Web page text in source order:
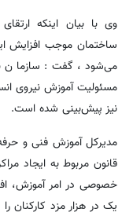
وی با بیان اینکه
ساختمان موجب افزایش
می‌شود، گفت: سازمان
مسئولیت آموزش نیروی
نیز پیش‌بینی شده است.
قانون مربوط به ایجاد
خصوصی در امر آموزش،
یک در هزار مزد کارکنان